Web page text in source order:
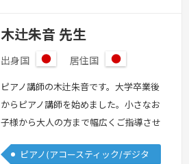
木辻朱音 先生
出身国
本
居住国
本
ピアノ講師の木辻朱音です。大学卒業後
からピアノ講師を始めました。小さなお
子様から大人の方まで幅広くご指導させ
ンラインの生徒さんも増えており、毎週
ピアノ(アコースティック/デジタ